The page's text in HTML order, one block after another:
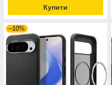
Купити
–10%